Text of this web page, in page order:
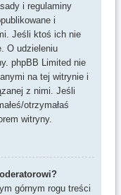
i regulaminy
i
Jeśli ktoś ich nie
O udzieleniu
phpBB Limited nie
na tej witrynie i
z nimi. Jeśli
otrzymałaś
witryny.
górnym rogu treści